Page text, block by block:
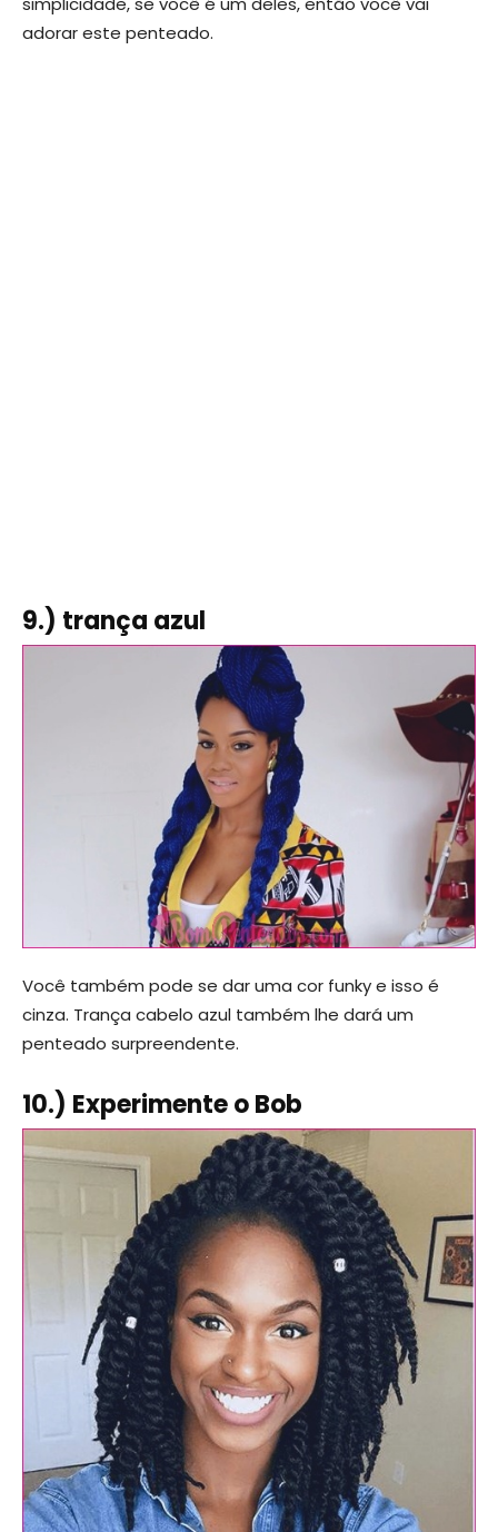
adorar este penteado.
9.) trança azul
Você também pode se dar uma cor funky e isso é
cinza. Trança cabelo azul também lhe dará um
penteado surpreendente.
10.) Experimente o Bob